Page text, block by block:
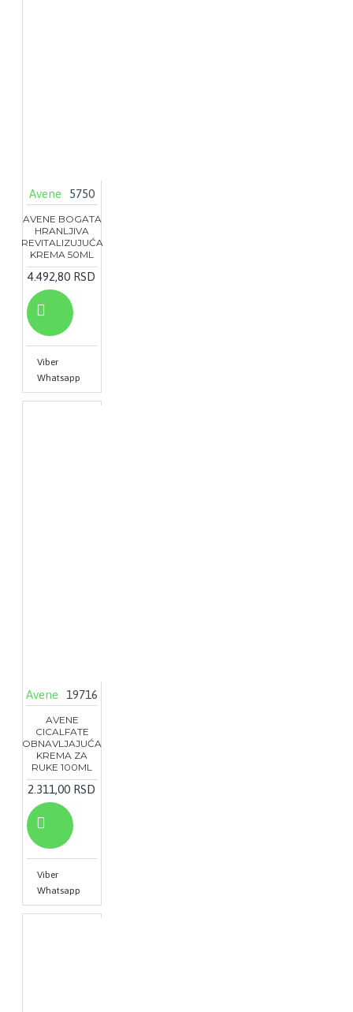
Avene 5750
AVENE BOGATA
HRANLJIVA
REVITALIZUJUĆA
KREMA 50ML
4.492,80 RSD
Viber
Whatsapp
Avene 19716
AVENE
CICALFATE
OBNAVLJAJUĆA
KREMA ZA
RUKE 100ML
2.311,00 RSD
Viber
Whatsapp